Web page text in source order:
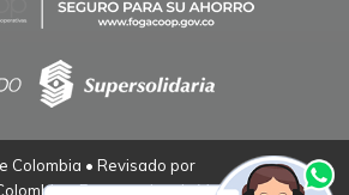
Colombia • Revisado por
– Empresarios de Verdad.